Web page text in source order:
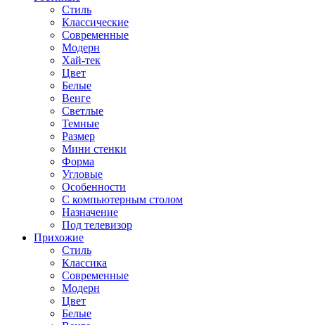
Стиль
Классические
Современные
Модерн
Хай-тек
Цвет
Белые
Венге
Светлые
Темные
Размер
Мини стенки
Форма
Угловые
Особенности
С компьютерным столом
Назначение
Под телевизор
Прихожие
Стиль
Классика
Современные
Модерн
Цвет
Белые